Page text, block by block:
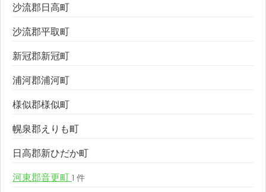
沙流郡日高町
沙流郡平取町
新冠郡新冠町
浦河郡浦河町
様似郡様似町
幌泉郡えりも町
日高郡新ひだか町
河東郡音更町 1 件